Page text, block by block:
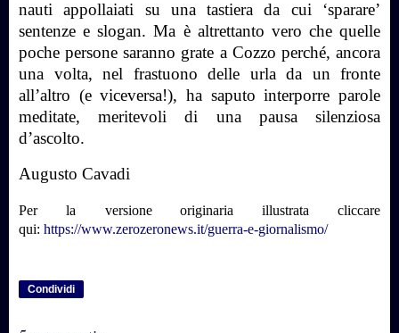
nauti appollaiati su una tastiera da cui ‘sparare’
sentenze e slogan. Ma è altrettanto vero che quelle
poche persone saranno grate a Cozzo perché, ancora
una volta, nel frastuono delle urla da un fronte
all’altro (e viceversa!), ha saputo interporre parole
meditate, meritevoli di una pausa silenziosa
d’ascolto.
Augusto Cavadi
Per la
versione originaria illustrata cliccare
qui: https://www.zerozeronews.it/guerra-e-giornalismo/
Condividi